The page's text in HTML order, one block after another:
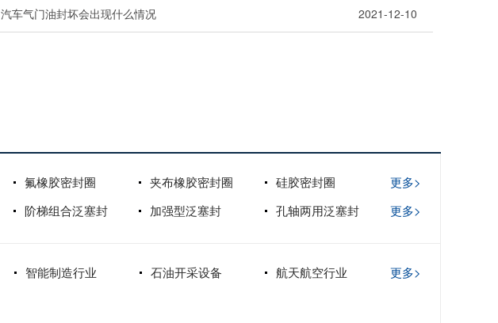
汽车气门油封坏会出现什么情况 2021-12-10
氟橡胶密封圈 夹布橡胶密封圈 硅胶密封圈 更多>
阶梯组合泛塞封 加强型泛塞封 孔轴两用泛塞封 更多>
智能制造行业 石油开采设备
航天航空行业
更多>